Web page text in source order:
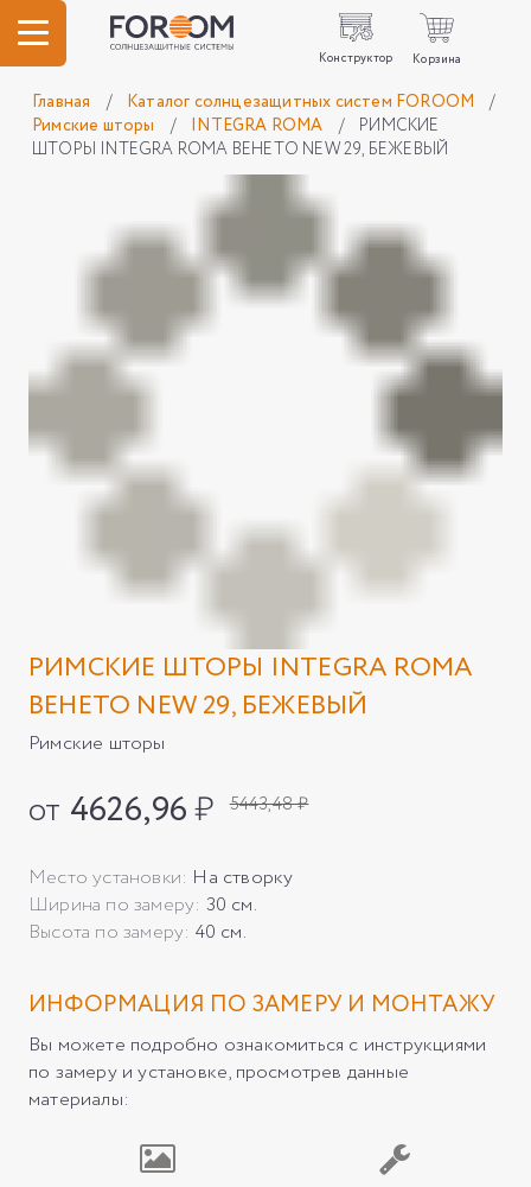
Конструктор Корзина
Главная / Каталог солнцезащитных систем FOROOM
/
Римские шторы
/ INTEGRA ROMA /
РИМСКИЕ
ШТОРЫ INTEGRA ROMA ВЕНЕТО NEW 29, БЕЖЕВЫЙ
РИМСКИЕ ШТОРЫ INTEGRA ROMA
ВЕНЕТО NEW 29, БЕЖЕВЫЙ
Римские шторы
от 4626,96₽ 5443,48 ₽
Место установки: На створку
Ширина по замеру: 30 см.
Высота по замеру: 40 см.
ИНФОРМАЦИЯ ПО ЗАМЕРУ И МОНТАЖУ
Вы можете подробно ознакомиться с инструкциями
по замеру и установке, просмотрев данные
материалы: